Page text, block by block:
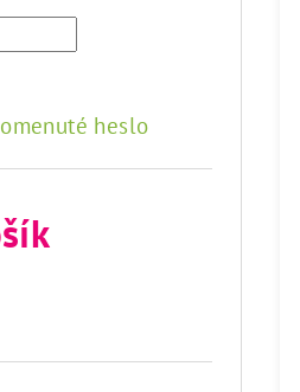
heslo